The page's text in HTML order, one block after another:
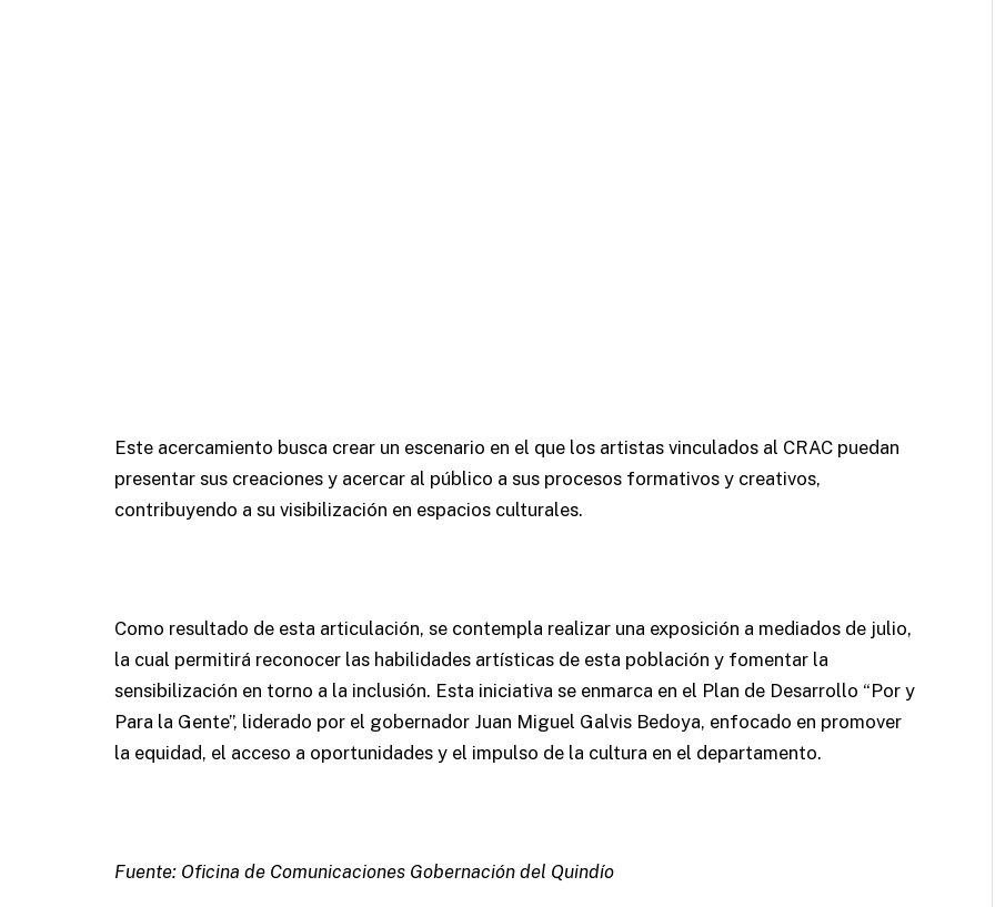
Este acercamiento busca crear un escenario en el que los artistas vinculados al CRAC puedan
presentar sus creaciones y acercar al público a sus procesos formativos y creativos,
contribuyendo a su visibilización en espacios culturales.
Como resultado de esta articulación, se contempla realizar una exposición a mediados de julio,
la cual permitirá reconocer las habilidades artísticas de esta población y fomentar la
sensibilización en torno a la inclusión. Esta iniciativa se enmarca en el Plan de Desarrollo “Por y
Para la Gente”, liderado por el gobernador Juan Miguel Galvis Bedoya, enfocado en promover
la equidad, el acceso a oportunidades y el impulso de la cultura en el departamento.
Fuente: Oficina de Comunicaciones Gobernación del Quindío